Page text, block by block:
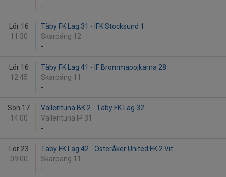
-
Lör 16
11:30
Täby FK Lag 31 - IFK Stocksund 1
Skarpäng 12
-
Lör 16
12:45
Täby FK Lag 41 - IF Brommapojkarna 28
Skarpäng 11
-
Sön 17
14:00
Vallentuna BK 2 - Täby FK Lag 32
Vallentuna IP 31
-
Lör 23
09:00
Täby FK Lag 42 - Österåker United FK 2 Vit
Skarpäng 11
-